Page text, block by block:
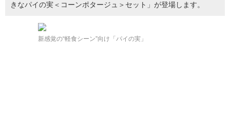
きなパイの実＜コーンポタージュ＞セット」が登場します。
新感覚の“軽食シーン”向け「パイの実」